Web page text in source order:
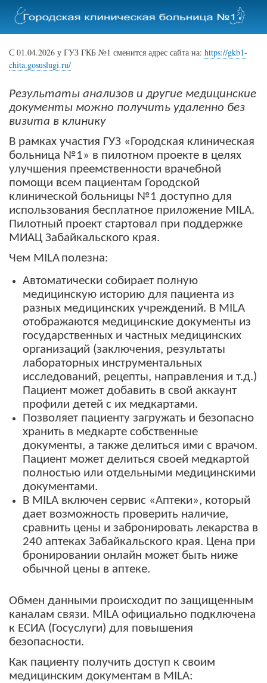
к
основному
С 01.04.2026 у ГУЗ ГКБ №1 сменится адрес сайта на: https://gkb1-
chita.gosuslugi.ru/
Результаты анализов и другие медицинские
документы можно получить удаленно без
визита в клинику
В рамках участия ГУЗ «Городская клиническая
больница №1» в пилотном проекте в целях
улучшения преемственности врачебной
помощи всем пациентам Городской
клинической больницы №1 доступно для
использования бесплатное приложение MILA.
Пилотный проект стартовал при поддержке
МИАЦ Забайкальского края.
Чем MILAполезна:
Автоматически собирает полную
медицинскую историю для пациента из
разных медицинских учреждений. В MILA
отображаются медицинские документы из
государственных и частных медицинских
организаций (заключения, результаты
лабораторных инструментальных
исследований, рецепты, направления и т.д.)
Пациент может добавить в свой аккаунт
профили детей с их медкартами.
Позволяет пациенту загружать и безопасно
хранить в медкарте собственные
документы, а также делиться ими с врачом.
Пациент может делиться своей медкартой
полностью или отдельными медицинскими
документами.
В MILA включен сервис «Аптеки», который
дает возможность проверить наличие,
сравнить цены и забронировать лекарства в
240 аптеках Забайкальского края. Цена при
бронировании онлайн может быть ниже
обычной цены в аптеке.
Обмен данными происходит по защищенным
каналам связи. MILA официально подключена
к ЕСИА (Госуслуги) для повышения
безопасности.
Как пациенту получить доступ к своим
медицинским документам в MILA: